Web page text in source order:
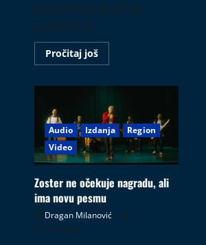
autorski put koji ih je
prethodnih...
Pročitaj jošRead
more
singlom
„Jedrenjaci“
Audio Izdanja
Region
Video
Zoster ne očekuje nagradu, ali
ima novu pesmu
Dragan Milanović
17.06.2026